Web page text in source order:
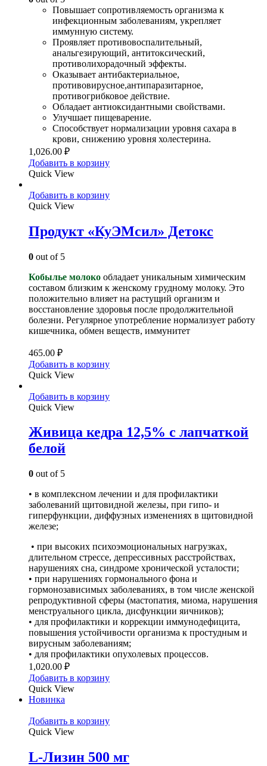
Повышает сопротивляемость организма к
инфекционным заболеваниям, укрепляет
иммунную систему.
Проявляет противовоспалительный,
анальгезирующий, антитоксический,
противолихорадочный эффекты.
Оказывает антибактериальное,
противовирусное,антипаразитарное,
противогрибковое действие.
Обладает антиоксидантными свойствами.
Улучшает пищеварение.
Способствует нормализации уровня сахара в
крови, снижению уровня холестерина.
1,026.00 ₽
Добавить в корзину
Quick View
Добавить в корзину
Quick View
Продукт «КуЭМсил» Детокс
0 out of 5
Кобылье молоко обладает уникальным химическим
составом близким к женскому грудному молоку. Это
положительно влияет на растущий организм и
восстановление здоровья после продолжительной
болезни. Регулярное употребление нормализует работу
кишечника, обмен веществ, иммунитет
465.00 ₽
Добавить в корзину
Quick View
Добавить в корзину
Quick View
Живица кедра 12,5% с лапчаткой
белой
0 out of 5
• в комплексном лечении и для профилактики
заболеваний щитовидной железы, при гипо- и
гиперфункции, диффузных изменениях в щитовидной
железе;
• при высоких психоэмоциональных нагрузках,
длительном стрессе, депрессивных расстройствах,
нарушениях сна, синдроме хронической усталости;
• при нарушениях гормонального фона и
гормонозависимых заболеваниях, в том числе женской
репродуктивной сферы (мастопатия, миома, нарушения
менструального цикла, дисфункции яичников);
• для профилактики и коррекции иммунодефицита,
повышения устойчивости организма к простудным и
вирусным заболеваниям;
• для профилактики опухолевых процессов.
1,020.00 ₽
Добавить в корзину
Quick View
Новинка
Добавить в корзину
Quick View
L-Лизин 500 мг